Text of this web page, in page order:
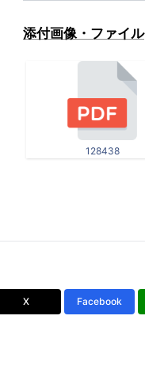
添付画像・ファイル
128438
X Facebook